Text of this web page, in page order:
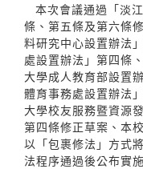
本次會議通過「淡
條、第五條及第六條
料研究中心設置辦法
處設置辦法」第四條
大學成人教育部設置
體育事務處設置辦法
大學校友服務暨資源
第四條修正草案、本
以「包裹修法」方式
法程序通過後公布實施